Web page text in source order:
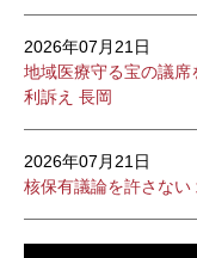
2026年07月21日
地域医療守る宝の議
利訴え 長岡
2026年07月21日
核保有議論を許さな